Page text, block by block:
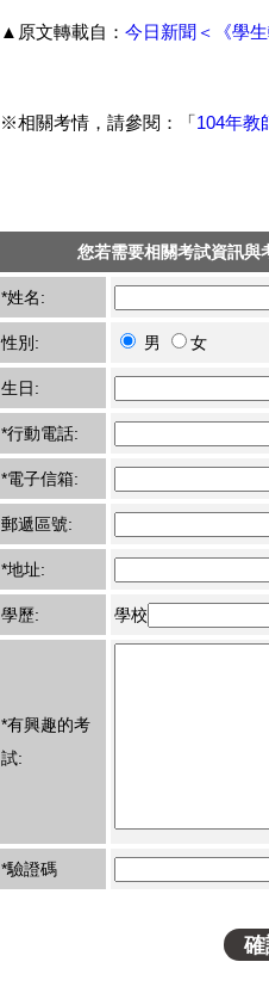
▲原文轉載自： 今日新聞＜《學
※相關考情，請參閱：「104年教
您若需要相關考試資訊與
*姓名:
性別: 男 女
生日:
*行動電話:
*電子信箱:
郵遞區號:
*地址:
學歷: 學校
*有興趣的考
試:
*驗證碼